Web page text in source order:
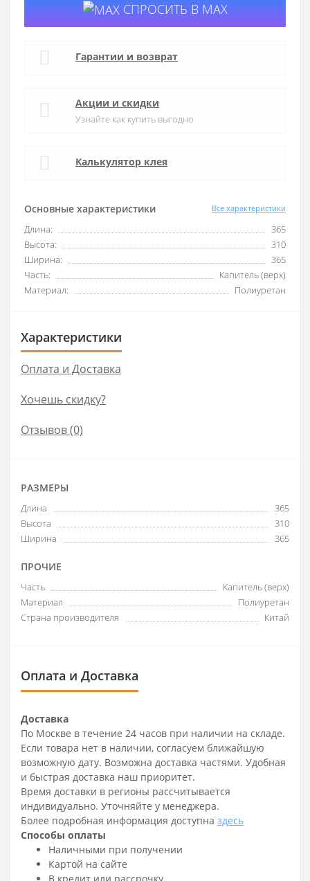
Основные характеристики Все характеристики
Длина:
365
Высота:
310
Ширина:
365
Часть:
Капитель (верх)
Материал:
Полиуретан
СПРОСИТЬ В MAX
Гарантии и возврат
Акции и скидки
Узнайте как купить выгодно
Калькулятор клея
Характеристики
Оплата и Доставка
Хочешь скидку?
Отзывов (0)
РАЗМЕРЫ
Длина
365
Высота
310
Ширина
365
ПРОЧИЕ
Часть
Капитель (верх)
Материал
Полиуретан
Страна производителя
Китай
Оплата и Доставка
Доставка
По Москве в течение 24 часов при наличии на складе.
Если товара нет в наличии, согласуем ближайшую
возможную дату. Возможна доставка частями. Удобная
и быстрая доставка наш приоритет.
Время доставки в регионы рассчитывается
индивидуально. Уточняйте у менеджера.
Более подробная информация доступна здесь
Способы оплаты
Наличными при получении
Картой на сайте